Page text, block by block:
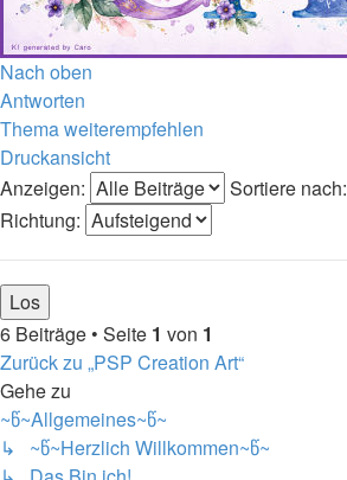
Nach oben
Antworten
Thema weiterempfehlen
Druckansicht
Anzeigen:
Sortiere nach:
Richtung:
6 Beiträge • Seite 1 von 1
Zurück zu „PSP Creation Art“
Gehe zu
~წ~Allgemeines~წ~
↳ ~წ~Herzlich Willkommen~წ~